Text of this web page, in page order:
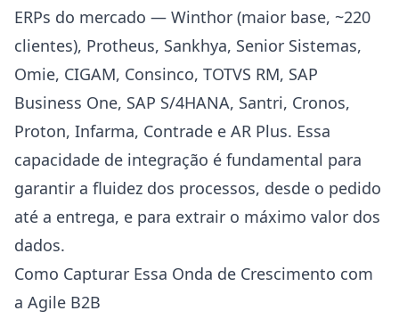
ERPs do mercado — Winthor (maior base, ~220
clientes), Protheus, Sankhya, Senior Sistemas,
Omie, CIGAM, Consinco, TOTVS RM, SAP
Business One, SAP S/4HANA, Santri, Cronos,
Proton, Infarma, Contrade e AR Plus. Essa
capacidade de integração é fundamental para
garantir a fluidez dos processos, desde o pedido
até a entrega, e para extrair o máximo valor dos
dados.
Como Capturar Essa Onda de Crescimento com
a Agile B2B